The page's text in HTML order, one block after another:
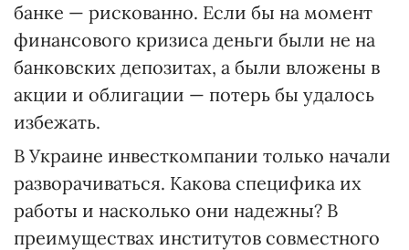
банке — рискованно. Если бы на момент
финансового кризиса деньги были не на
банковских депозитах, а были вложены в
акции и облигации — потерь бы удалось
избежать.
В Украине инвесткомпании только начали
разворачиваться. Какова специфика их
работы и насколько они надежны? В
преимуществах институтов совместного